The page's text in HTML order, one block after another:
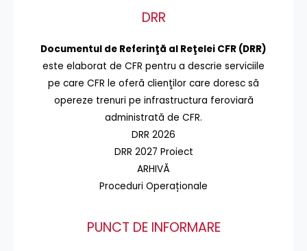
DRR
Documentul de Referinţă al Reţelei CFR (DRR)
este elaborat de CFR pentru a descrie serviciile
pe care CFR le oferă clienţilor care doresc să
opereze trenuri pe infrastructura feroviară
administrată de CFR.
DRR 2026
DRR 2027 Proiect
ARHIVĂ
Proceduri Operaționale
PUNCT DE INFORMARE